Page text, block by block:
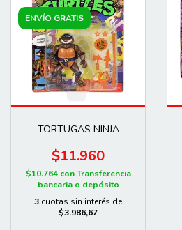
ENVÍO GRATIS
TORTUGAS NINJA
$11.960
$10.764 con Transferencia
bancaria o depósito
3 cuotas sin interés de
$3.986,67